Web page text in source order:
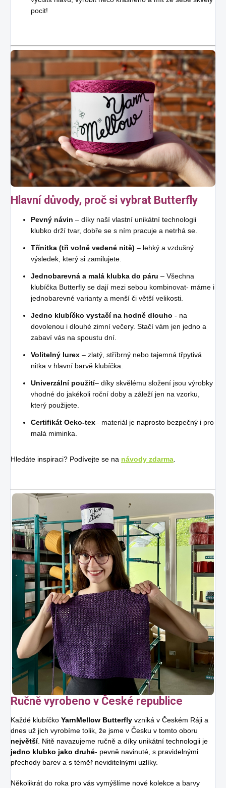
pocit!
Hlavní důvody, proč si vybrat Butterfly
Pevný návin – díky naší vlastní unikátní technologii
klubko drží tvar, dobře se s ním pracuje a netrhá se.
Třínitka (tři volně vedené nitě) – lehký a vzdušný
výsledek, který si zamilujete.
Jednobarevná a malá klubka do páru – Všechna
klubíčka Butterfly se dají mezi sebou kombinovat- máme i
jednobarevné varianty a menší či větší velikosti.
Jedno klubíčko vystačí na hodně dlouho - na
dovolenou i dlouhé zimní večery. Stačí vám jen jedno a
zabaví vás na spoustu dní.
Volitelný lurex – zlatý, stříbrný nebo tajemná třpytivá
nitka v hlavní barvě klubíčka.
Univerzální použití– díky skvělému složení jsou výrobky
vhodné do jakékoli roční doby a záleží jen na vzorku,
který použijete.
Certifikát Oeko-tex– materiál je naprosto bezpečný i pro
malá miminka.
Hledáte inspiraci? Podívejte se na návody zdarma
Ručně vyrobeno v České republice
Každé klubíčko YarnMellow Butterfly vzniká v Českém Ráji a
dnes už jich vyrobíme tolik, že jsme v Česku v tomto oboru
největší. Nitě navazujeme ručně a díky unikátní technologii je
jedno klubko jako druhé- pevně navinuté, s pravidelnými
přechody barev a s téměř neviditelnými uzlíky.
Několikrát do roka pro vás vymýšlíme nové kolekce a barvy